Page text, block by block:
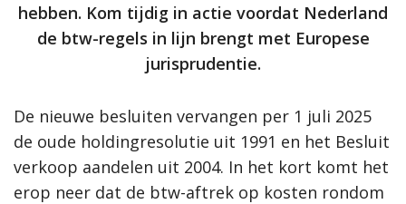
hebben. Kom tijdig in actie voordat Nederland
de btw-regels in lijn brengt met Europese
jurisprudentie.
De nieuwe besluiten vervangen per 1 juli 2025
de oude holdingresolutie uit 1991 en het Besluit
verkoop aandelen uit 2004. In het kort komt het
erop neer dat de btw-aftrek op kosten rondom